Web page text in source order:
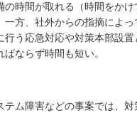
の時間が取れる（時間をか
一方、社外からの指摘によっ
行う応急対応や対策本部設
ならず時間も短い。
テム障害などの事案では、対